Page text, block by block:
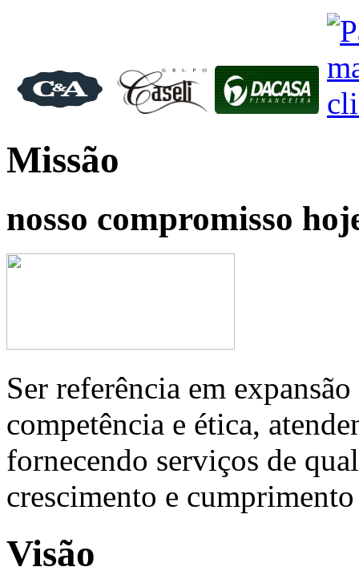
Missão
nosso compromisso
Ser referência em
competência e ética,
fornecendo serviços de
crescimento e cumprimento
Visão